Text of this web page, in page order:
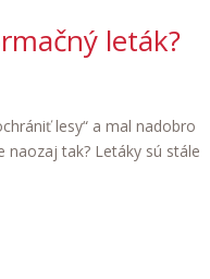
leták?
lesy“ a mal nadobro
naozaj tak? Letáky sú stále